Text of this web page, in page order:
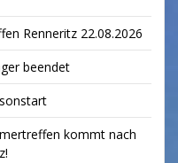
Renneritz 22.08.2026
beendet
kommt nach